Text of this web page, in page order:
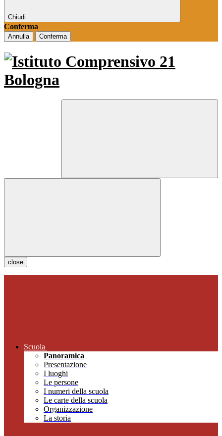
Chiudi
Conferma
Annulla Conferma
close
Scuola
Panoramica
Presentazione
I luoghi
Le persone
I numeri della scuola
Le carte della scuola
Organizzazione
La storia